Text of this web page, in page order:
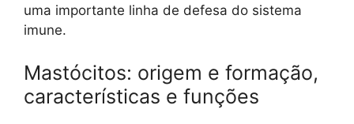
uma importante linha de defesa do sistema
imune.
Mastócitos: origem e formação,
características e funções